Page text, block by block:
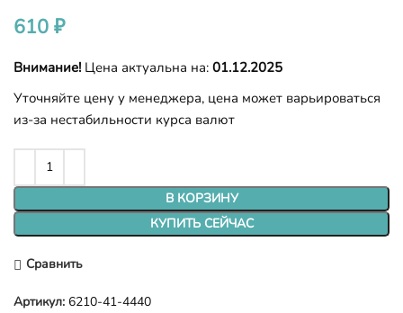
610 ₽
Внимание! Цена актуальна на: 01.12.2025
Уточняйте цену у менеджера, цена может варьироваться
из-за нестабильности курса валют
В КОРЗИНУ
КУПИТЬ СЕЙЧАС
Сравнить
Артикул: 6210-41-4440